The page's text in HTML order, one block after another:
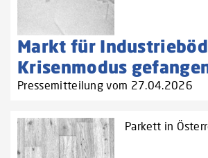
Markt für
Krisenmodus
Pressemitteilung vom 27.04.2026
Parkett in